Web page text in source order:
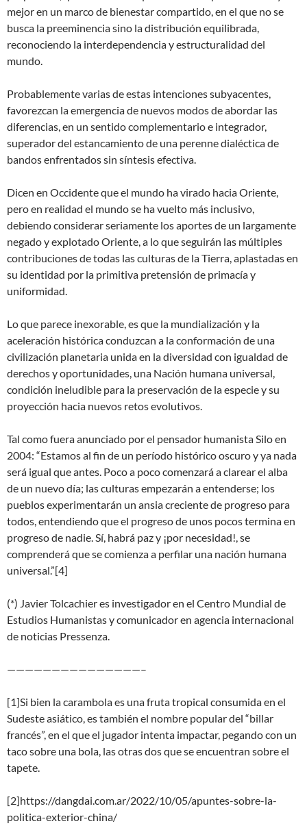
mejor en un marco de bienestar compartido, en el que no se
busca la preeminencia sino la distribución equilibrada,
reconociendo la interdependencia y estructuralidad del
mundo.
Probablemente varias de estas intenciones subyacentes,
favorezcan la emergencia de nuevos modos de abordar las
diferencias, en un sentido complementario e integrador,
superador del estancamiento de una perenne dialéctica de
bandos enfrentados sin síntesis efectiva.
Dicen en Occidente que el mundo ha virado hacia Oriente,
pero en realidad el mundo se ha vuelto más inclusivo,
debiendo considerar seriamente los aportes de un largamente
negado y explotado Oriente, a lo que seguirán las múltiples
contribuciones de todas las culturas de la Tierra, aplastadas en
su identidad por la primitiva pretensión de primacía y
uniformidad.
Lo que parece inexorable, es que la mundialización y la
aceleración histórica conduzcan a la conformación de una
civilización planetaria unida en la diversidad con igualdad de
derechos y oportunidades, una Nación humana universal,
condición ineludible para la preservación de la especie y su
proyección hacia nuevos retos evolutivos.
Tal como fuera anunciado por el pensador humanista Silo en
2004: “Estamos al fin de un período histórico oscuro y ya nada
será igual que antes. Poco a poco comenzará a clarear el alba
de un nuevo día; las culturas empezarán a entenderse; los
pueblos experimentarán un ansia creciente de progreso para
todos, entendiendo que el progreso de unos pocos termina en
progreso de nadie. Sí, habrá paz y ¡por necesidad!, se
comprenderá que se comienza a perfilar una nación humana
universal.”[4]
(*) Javier Tolcachier es investigador en el Centro Mundial de
Estudios Humanistas y comunicador en agencia internacional
de noticias Pressenza.
———————————————–
[1]Si bien la carambola es una fruta tropical consumida en el
Sudeste asiático, es también el nombre popular del “billar
francés”, en el que el jugador intenta impactar, pegando con un
taco sobre una bola, las otras dos que se encuentran sobre el
tapete.
[2]https://dangdai.com.ar/2022/10/05/apuntes-sobre-la-
politica-exterior-china/